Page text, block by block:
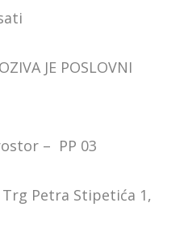
JE POSLOVNI
– PP 03
Petra Stipetića 1,